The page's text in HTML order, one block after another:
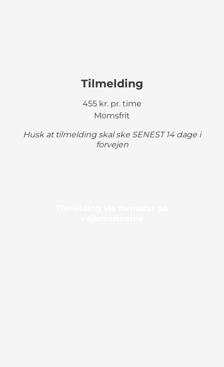
Tilmelding
455 kr. pr. time
Momsfrit
Husk at tilmelding skal ske SENEST 14 dage i
forvejen